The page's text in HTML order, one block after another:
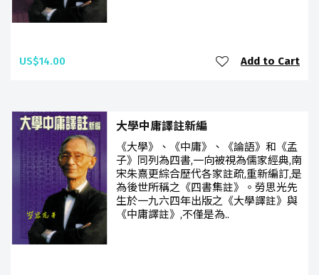
US$14.00 Add to Cart
大學中庸譯註新編
《大學》、《中庸》、《論語》和《孟
子》同列為四書,一向被視為儒家經典,南
宋朱熹更綜合歷代各家註疏,重新編訂,是
為後世所稱之《四書集註》。勞思光先
生於一九六四年出版之《大學譯註》與
《中庸譯註》,不僅是為..